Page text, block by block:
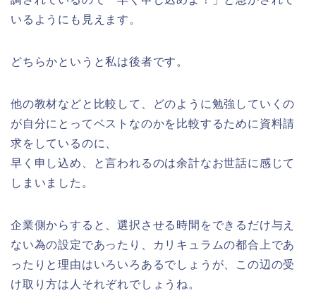
いるようにも見えます。
どちらかというと私は後者です。
他の教材などと比較して、どのように勉強していくの
が自分にとってベストなのかを比較するために資料請
求をしているのに、
早く申し込め、と言われるのは余計なお世話に感じて
しまいました。
企業側からすると、選択させる時間をできるだけ与え
ない為の設定であったり、カリキュラムの都合上であ
ったりと理由はいろいろあるでしょうが、この辺の受
け取り方は人それぞれでしょうね。